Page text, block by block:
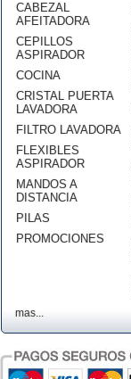
CABEZAL
AFEITADORA
CEPILLOS
ASPIRADOR
COCINA
CRISTAL PUERTA
LAVADORA
FILTRO LAVADORA
FLEXIBLES
ASPIRADOR
MANDOS A
DISTANCIA
PILAS
PROMOCIONES
mas...